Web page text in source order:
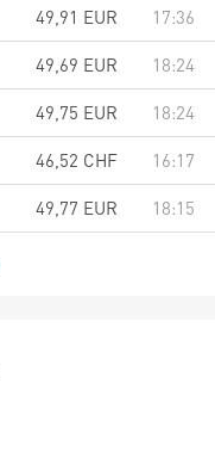
49,91 EUR 17:36
49,69 EUR 18:24
49,75 EUR 18:24
46,52 CHF 16:17
49,77 EUR 18:15